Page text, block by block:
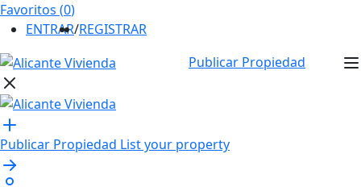
Favoritos (0)
ENTRAR/REGISTRAR
Publicar Propiedad
Publicar Propiedad List your property